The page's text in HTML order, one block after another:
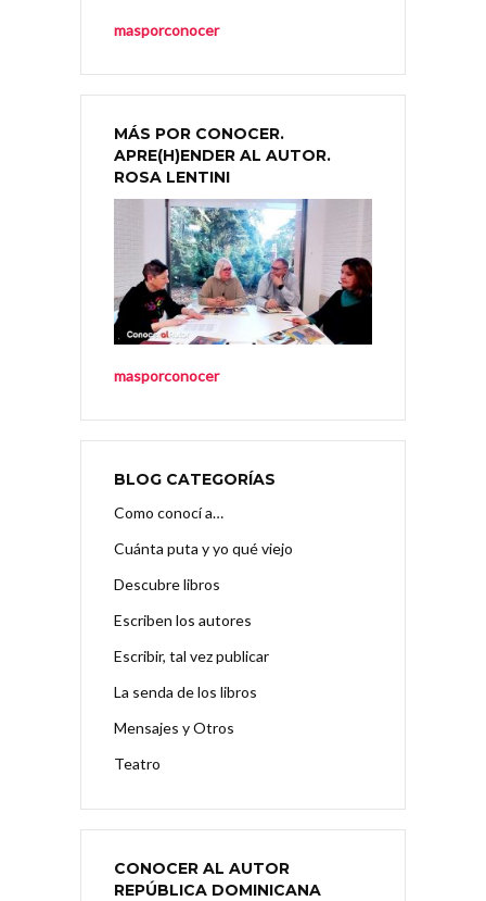
masporconocer
MÁS POR CONOCER.
APRE(H)ENDER AL AUTOR.
ROSA LENTINI
masporconocer
BLOG CATEGORÍAS
Como conocí a…
Cuánta puta y yo qué viejo
Descubre libros
Escriben los autores
Escribir, tal vez publicar
La senda de los libros
Mensajes y Otros
Teatro
CONOCER AL AUTOR
REPÚBLICA DOMINICANA